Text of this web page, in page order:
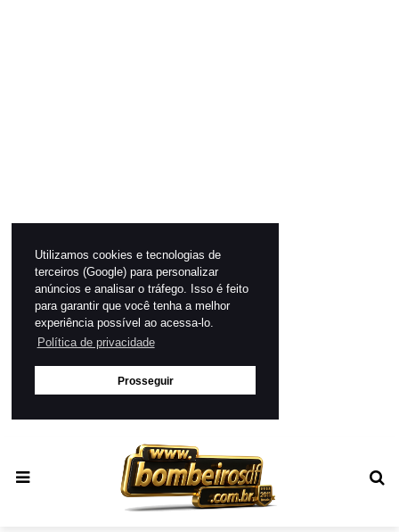
Utilizamos cookies e tecnologias de
terceiros (Google) para personalizar
anúncios e analisar o tráfego. Isso é feito
para garantir que você tenha a melhor
experiência possível ao acessa-lo.
Política de privacidade
Prosseguir